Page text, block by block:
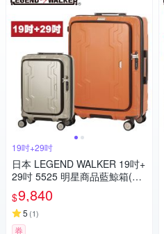
19吋+29吋
日本 LEGEND WALKER 19吋+
29吋 5525 明星商品藍鯨箱(二
代)
$9,840
5 (1)
券